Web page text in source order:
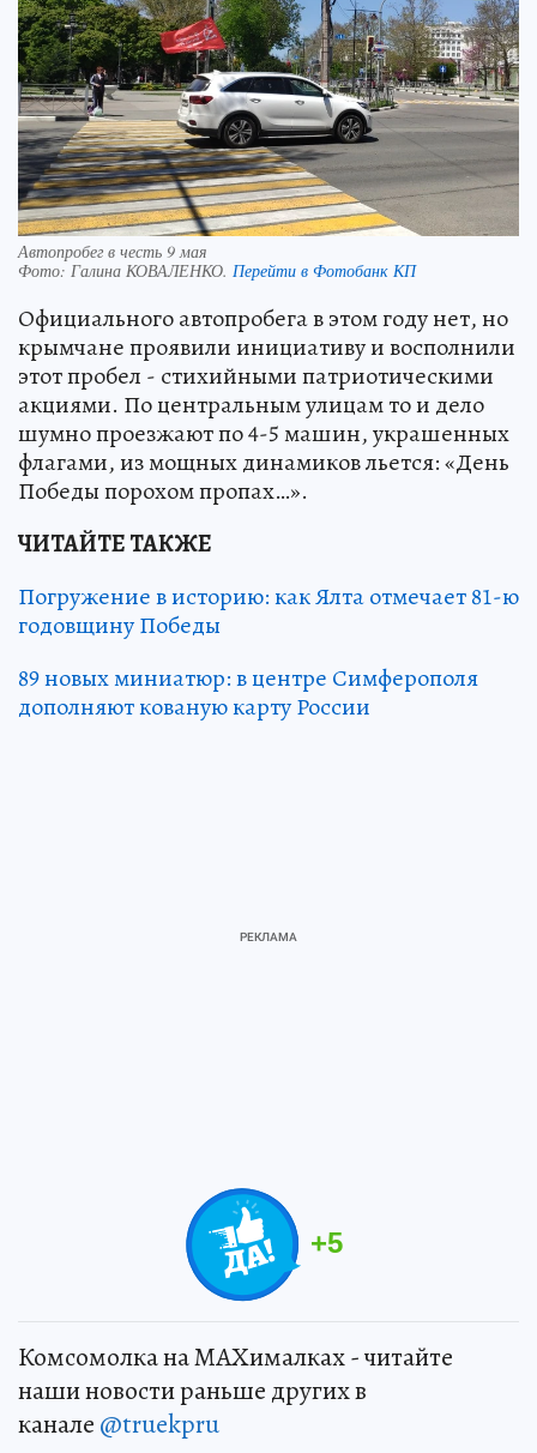
Автопробег в честь 9 мая
Фото: Галина КОВАЛЕНКО. Перейти в Фотобанк КП
Официального автопробега в этом году нет, но
крымчане проявили инициативу и восполнили
этот пробел - стихийными патриотическими
акциями. По центральным улицам то и дело
шумно проезжают по 4-5 машин, украшенных
флагами, из мощных динамиков льется: «День
Победы порохом пропах…».
ЧИТАЙТЕ ТАКЖЕ
Погружение в историю: как Ялта отмечает 81-ю
годовщину Победы
89 новых миниатюр: в центре Симферополя
дополняют кованую карту России
+5
Комсомолка на MAXималках - читайте
наши новости раньше других в
канале @truekpru